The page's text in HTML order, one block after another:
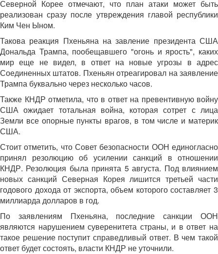
Северной Корее отмечают, что план атаки может быть
реализован сразу после утвреждения главой республики
Ким Чен Ыном.
Такова реакция Пхеньяна на завление президента США
Дональда Трампа, пообещавшего "огонь и ярость", каких
мир еще не видел, в ответ на новые угрозы в адрес
Соединенных штатов. Пхеньян отреагировал на заявление
Трампа буквально через несколько часов.
Также КНДР отметила, что в ответ на превентивную войну
США ожидает тотальная война, которая сотрет с лица
Земли все опорные пункты врагов, в том числе и материк
США.
Стоит отметить, что Совет безопасности ООН единогласно
принял резолюцию об усилении санкций в отношении
КНДР. Резолюция была принята 5 августа. Под влиянием
новых санкций Северная Корея лишится третьей части
годового дохода от экспорта, объем которого составляет 3
миллиарда долларов в год.
По заявлениям Пхеньяна, последние санкции ООН
являются нарушением суверенитета страны, и в ответ на
такое решение поступит справедливый ответ. В чем такой
ответ будет состоять, власти КНДР не уточнили.